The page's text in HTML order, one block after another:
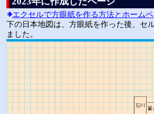
エクセルで方眼紙を作る方法とホーム
下の日本地図は、方眼紙を作った後、セ
ました。